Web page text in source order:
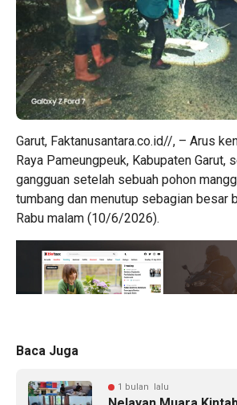
Garut, Faktanusantara.co.id//, – Arus
Raya Pameungpeuk, Kabupaten Garut,
gangguan setelah sebuah pohon
tumbang dan menutup sebagian besar
Rabu malam (10/6/2026).
Baca Juga
1 bulan lalu